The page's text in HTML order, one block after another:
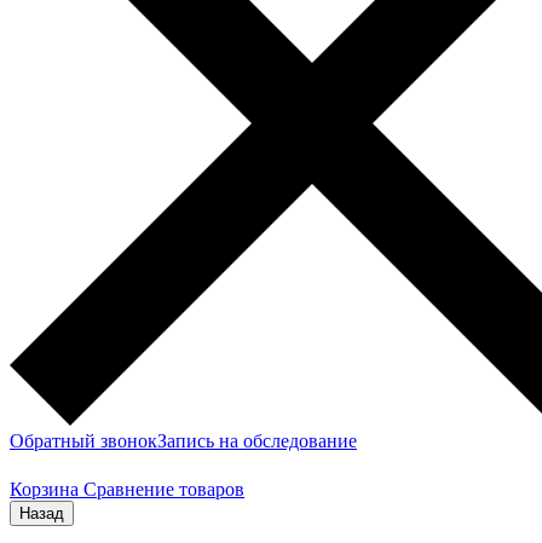
Обратный звонокЗапись на обследование
Корзина Сравнение товаров
Назад